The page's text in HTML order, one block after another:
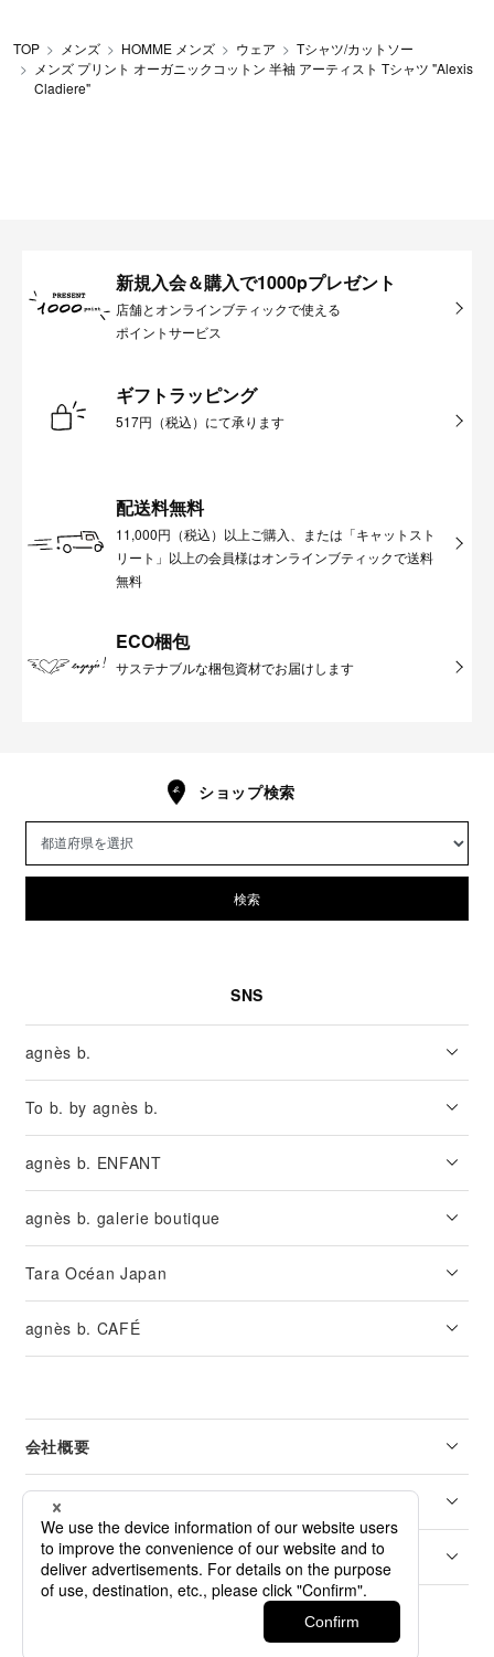
TOP メンズ HOMME メンズ ウェア
Tシャツ/カットソー
メンズ プリント オーガニックコットン 半袖 アーティスト Tシャツ "Alexis
Cladiere"
新規入会＆購入で1000pプレゼント
店舗とオンラインブティックで使える
ポイントサービス
ギフトラッピング
517円（税込）にて承ります
配送料無料
11,000円（税込）以上ご購入、または「キャットスト
リート」以上の会員様はオンラインブティックで送料
無料
ECO梱包
サステナブルな梱包資材でお届けします
ショップ検索
検索
SNS
agnès b.
To b. by agnès b.
agnès b. ENFANT
agnès b. galerie boutique
Tara Océan Japan
agnès b. CAFÉ
会社概要
リーガル
カスタマーサービス